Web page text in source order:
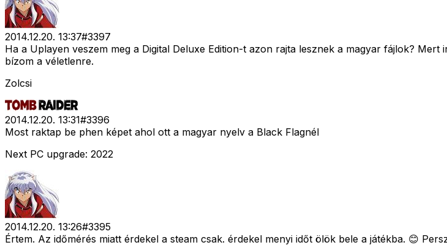
2014.12.20. 13:37#3397
Ha a Uplayen veszem meg a Digital Deluxe Edition-t azon rajta lesznek a magyar fájlok?
bízom a véletlenre.
Zolcsi
2014.12.20. 13:31#3396
Most raktap be phen képet ahol ott a magyar nyelv a Black Flagnél
Next PC upgrade: 2022
2014.12.20. 13:26#3395
Értem. Az időmérés miatt érdekel a steam csak. érdekel menyi időt ölök bele a játékba. 😊